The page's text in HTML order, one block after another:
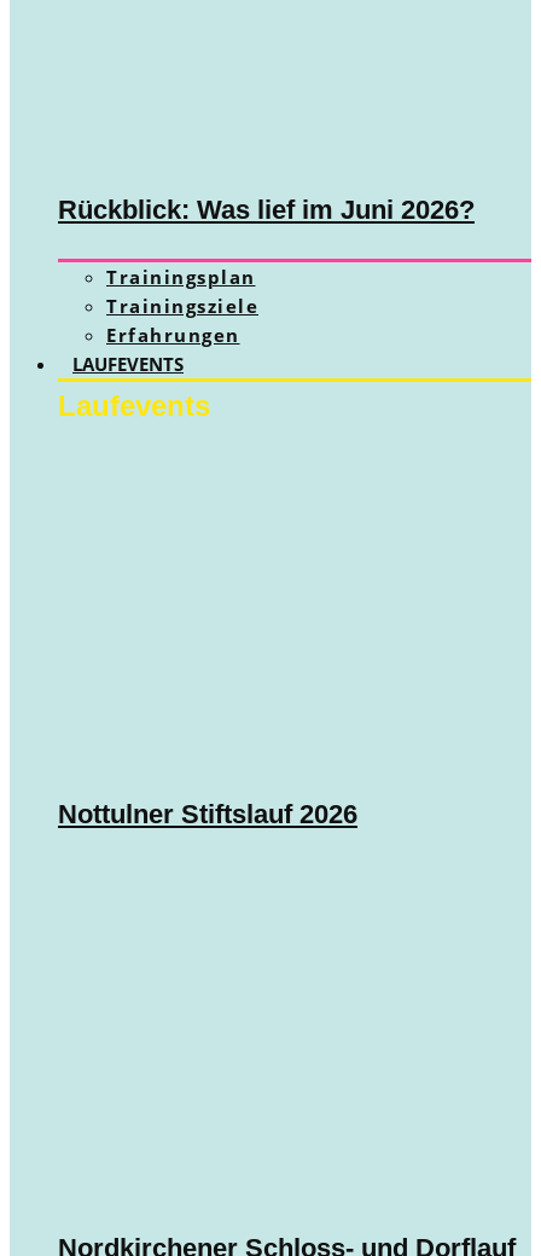
Rückblick: Was lief im Juni 2026?
Trainingsplan
Trainingsziele
Erfahrungen
LAUFEVENTS
Laufevents
Nottulner Stiftslauf 2026
Nordkirchener Schloss- und Dorflauf